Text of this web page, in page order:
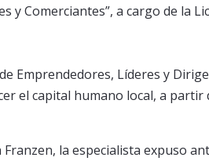
y Comerciantes”, a cargo de la
Emprendedores, Líderes y
el capital humano local, a partir
la especialista expuso